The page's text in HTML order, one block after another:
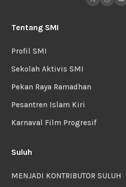
Tentang SMI
Profil SMI
Sekolah Aktivis SMI
Pekan Raya Ramadhan
Pesantren Islam Kiri
Karnaval Film Progresif
Suluh
MENJADI KONTRIBUTOR SULUH